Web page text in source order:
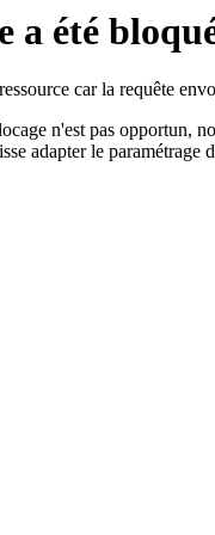
a été
car la requête
n'est pas opportun,
adapter le paramétrage